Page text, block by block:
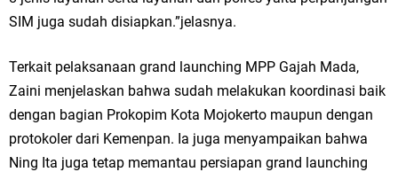
Hari Jadi Pertama PHIGMA: Advokat dan LBH Perkuat Soliditas di
Pemdes Cibanteng Salurkan PMT: Cegah Stunting, Perkuat Gizi Balita
dan Ibu Hamil Narasi
Zakat Produktif Dorong Kemandirian UMKM, LAZISNU Kedamean Bantu
SIM juga sudah disiapkan.”jelasnya.
Terkait pelaksanaan grand launching MPP Gajah Mada,
Zaini menjelaskan bahwa sudah melakukan koordinasi baik
dengan bagian Prokopim Kota Mojokerto maupun dengan
protokoler dari Kemenpan. Ia juga menyampaikan bahwa
Ning Ita juga tetap memantau persiapan grand launching